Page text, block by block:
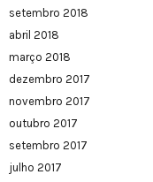
setembro 2018
abril 2018
março 2018
dezembro 2017
novembro 2017
outubro 2017
setembro 2017
julho 2017